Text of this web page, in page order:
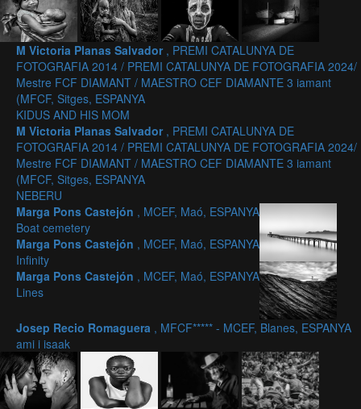
M Victoria Planas Salvador , PREMI CATALUNYA DE
FOTOGRAFIA 2014 / PREMI CATALUNYA DE FOTOGRAFIA 2024/
Mestre FCF DIAMANT / MAESTRO CEF DIAMANTE 3 iamant
(MFCF, Sitges, ESPANYA
KIDUS AND HIS MOM
M Victoria Planas Salvador , PREMI CATALUNYA DE
FOTOGRAFIA 2014 / PREMI CATALUNYA DE FOTOGRAFIA 2024/
Mestre FCF DIAMANT / MAESTRO CEF DIAMANTE 3 iamant
(MFCF, Sitges, ESPANYA
NEBERU
Marga Pons Castejón , MCEF, Maó, ESPANYA
Boat cemetery
Marga Pons Castejón , MCEF, Maó, ESPANYA
Infinity
Marga Pons Castejón , MCEF, Maó, ESPANYA
Lines
Josep Recio Romaguera , MFCF***** - MCEF, Blanes, ESPANYA
ami i isaak